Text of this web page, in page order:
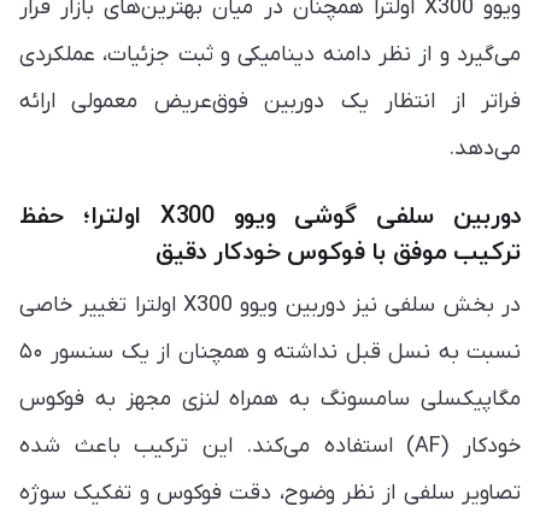
ویوو X300 اولترا همچنان در میان بهترین‌های بازار قرار
می‌گیرد و از نظر دامنه دینامیکی و ثبت جزئیات، عملکردی
فراتر از انتظار یک دوربین فوق‌عریض معمولی ارائه
می‌دهد.
دوربین سلفی گوشی ویوو X300 اولترا؛ حفظ
ترکیب موفق با فوکوس خودکار دقیق
در بخش سلفی نیز دوربین ویوو X300 اولترا تغییر خاصی
نسبت به نسل قبل نداشته و همچنان از یک سنسور ۵۰
مگاپیکسلی سامسونگ به همراه لنزی مجهز به فوکوس
خودکار (AF) استفاده می‌کند. این ترکیب باعث شده
تصاویر سلفی از نظر وضوح، دقت فوکوس و تفکیک سوژه